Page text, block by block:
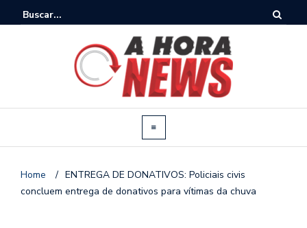
Home / ENTREGA DE DONATIVOS: Policiais civis
concluem entrega de donativos para vítimas da chuva